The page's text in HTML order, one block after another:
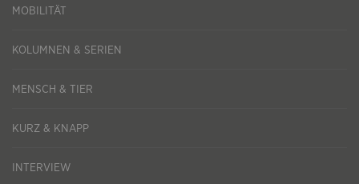
MOBILITÄT
KOLUMNEN & SERIEN
MENSCH & TIER
KURZ & KNAPP
INTERVIEW